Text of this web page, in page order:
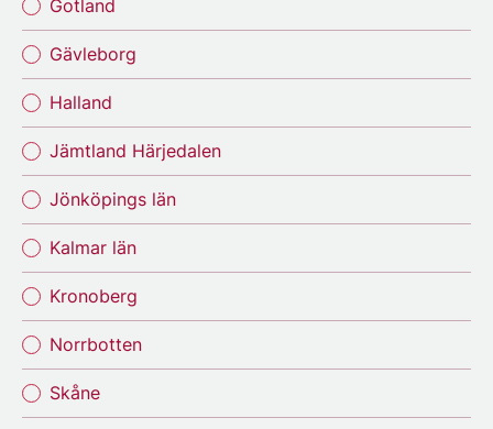
Gotland
Gävleborg
Halland
Jämtland Härjedalen
Jönköpings län
Kalmar län
Kronoberg
Norrbotten
Skåne